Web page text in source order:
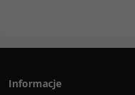
Informacje